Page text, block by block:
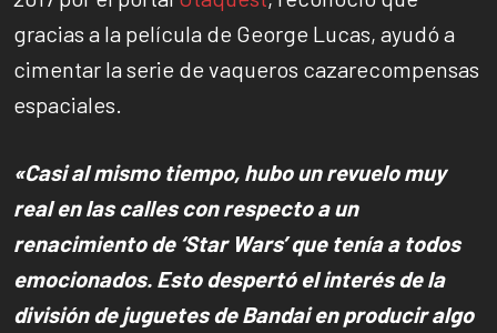
gracias a la película de George Lucas, ayudó a
cimentar la serie de vaqueros cazarecompensas
espaciales.
«Casi al mismo tiempo, hubo un revuelo muy
real en las calles con respecto a un
renacimiento de ‘Star Wars’ que tenía a todos
emocionados. Esto despertó el interés de la
división de juguetes de Bandai en producir algo